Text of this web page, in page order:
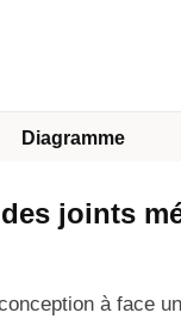
Diagramme
joints
à face